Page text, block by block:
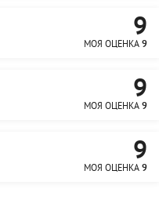
9
МОЯ ОЦЕНКА 9
9
МОЯ ОЦЕНКА 9
9
МОЯ ОЦЕНКА 9